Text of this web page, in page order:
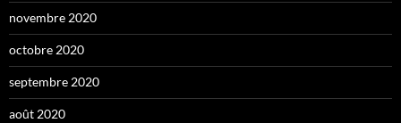
novembre 2020
octobre 2020
septembre 2020
août 2020